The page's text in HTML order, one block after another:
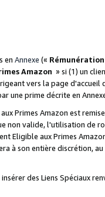
en Annexe («
Amazon » si (1) un
vers la page
une prime décrite en
Primes Amazon est
non valide, l'utilisation de
Eligible aux Primes
à son entière discrétion,
des Liens Spéciaux